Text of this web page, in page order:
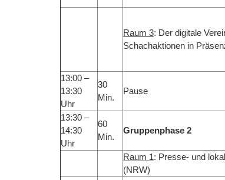
Raum 3: Der digitale
Schachaktionen in
13:00 –
13:30
Uhr
30
Min.
Pause
13:30 –
14:30
Uhr
60
Min.
Gruppenphase 2
Raum 1: Presse- und
(NRW)